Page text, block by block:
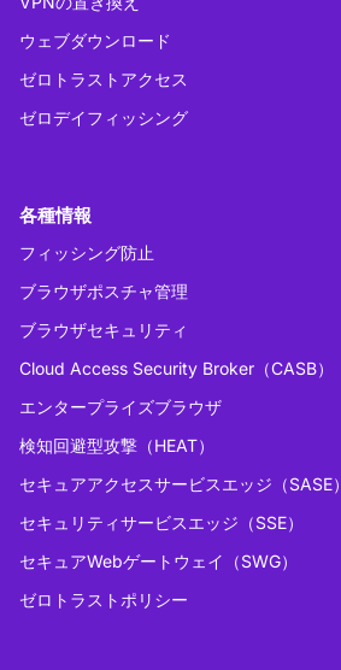
ウェブダウンロード
ゼロトラストアクセス
ゼロデイフィッシング
各種情報
フィッシング防止
ブラウザポスチャ管理
ブラウザセキュリティ
Cloud Access Security Broker（CASB）
エンタープライズブラウザ
検知回避型攻撃（HEAT）
セキュアアクセスサービスエッジ（SASE）
セキュリティサービスエッジ（SSE）
セキュアWebゲートウェイ（SWG）
ゼロトラストポリシー